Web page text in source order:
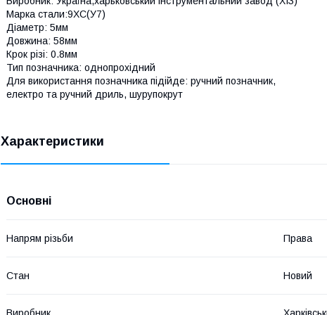
Марка стали:9ХС(У7)
Діаметр: 5мм
Довжина: 58мм
Крок різі: 0.8мм
Тип позначника: однопрохідний
Для використання позначника підійде: ручний позначник,
електро та ручний дриль, шурупокрут
Характеристики
Основні
Напрям різьби Права
Стан Новий